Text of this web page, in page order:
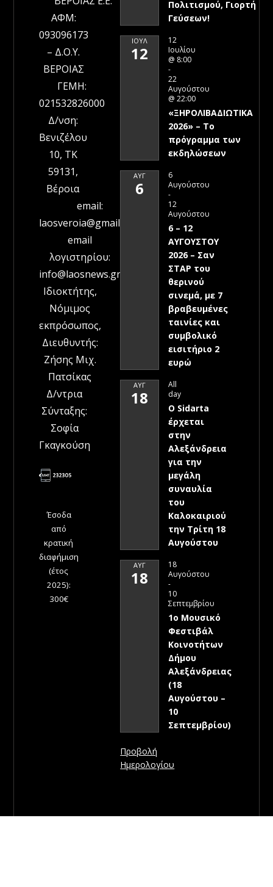
ΑΦΜ:
093096173
– Δ.Ο.Υ.
ΒΕΡΟΙΑΣ
ΓΕΜΗ:
021532826000
Δ/νση:
Βενιζέλου
10, ΤΚ
59131,
Βέροια
email:
laosveroia@gmail.com
email
λογιστηρίου:
info@laosnews.gr
Ιδιοκτήτης,
Νόμιμος
εκπρόσωπος,
Διευθυντής:
Ζήσης Μιχ.
Πατσίκας
Δ/ντρια
Σύνταξης:
Σοφία
Γκαγκούση
Έσοδα
από
κρατική
διαφήμιση
(έτος
2025):
300€
Πολιτισμού, Γιορτή
Γεύσεων!
ΙΟΎΛ
12
12
Ιουλίου
@ 8:00
-
22
Αυγούστου
@ 22:00
«ΞΗΡΟΛΙΒΑΔΙΩΤΙΚΑ
2026» – To
πρόγραμμα των
εκδηλώσεων
ΑΥΓ
6
6
Αυγούστου
-
12
Αυγούστου
6 – 12
ΑΥΓΟΥΣΤΟΥ
2026 – Σαν
ΣΤΑΡ του
θερινού
σινεμά, με 7
βραβευμένες
ταινίες και
συμβολικό
εισιτήριο 2
ευρώ
ΑΥΓ
18
All
day
Ο Sidarta
έρχεται
στην
Αλεξάνδρεια
για την
μεγάλη
συναυλία
του
Καλοκαιριού
την Τρίτη 18
Αυγούστου
ΑΥΓ
18
18
Αυγούστου
-
10
Σεπτεμβρίου
1ο Μουσικό
Φεστιβάλ
Κοινοτήτων
Δήμου
Αλεξάνδρειας
(18
Αυγούστου –
10
Σεπτεμβρίου)